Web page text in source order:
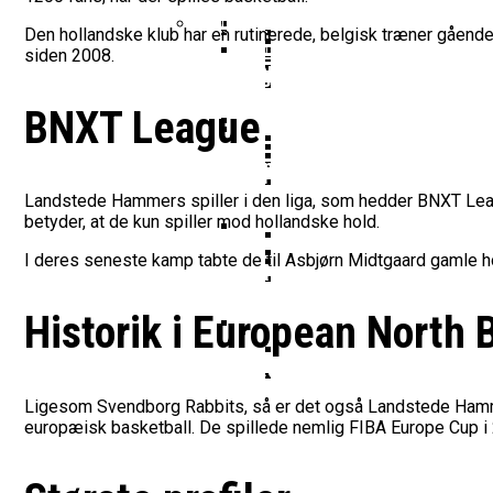
Bakken Bears Åbner
Dansk Tenerife-
Bakken Bears
EuroLeague Udvider
ALBA Berlin Siger
Danske Tobias
Danske Tobias
Wembanyamas EM-
Danmarks
Morten Stig Jensen
Breaking: Team USA
Medie: Lebron James
Ekstra Bladet Har Købt
BørneBasketFonden
Fra Drøm Til Virkelighed:
Medlemstal I Dansk
Klumme
Morten Stig
Den hollandske klub har en rutinerede, belgisk træner
siden 2008.
BNXT League
Landstede Hammers spiller i den liga, som hedder BNXT
betyder, at de kun spiller mod hollandske hold.
I deres seneste kamp tabte de til Asbjørn Midtgaard gamle
Historik i European North
Ligesom Svendborg Rabbits, så er det også Landstede
europæisk basketball. De spillede nemlig FIBA Europe Cup